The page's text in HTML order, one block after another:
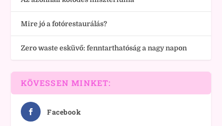
Mire jó a fotórestaurálás?
Zero waste esküvő: fenntarthatóság a nagy napon
KÖVESSEN MINKET:
Facebook